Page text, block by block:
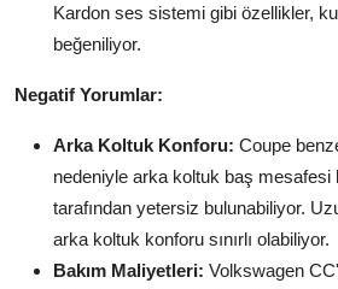
Kardon ses sistemi gibi özellikler,
beğeniliyor.
Negatif Yorumlar:
Arka Koltuk Konforu: Coupe
nedeniyle arka koltuk baş mesafesi
tarafından yetersiz bulunabiliyor.
arka koltuk konforu sınırlı olabiliyor.
Bakım Maliyetleri: Volkswagen